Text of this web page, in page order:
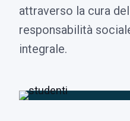
attraverso la cura
responsabilità
integrale.